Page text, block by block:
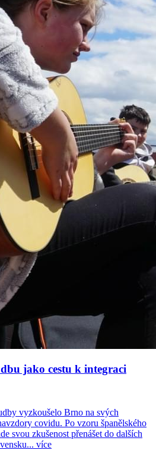
jako cestu k integraci
vyzkoušelo Brno na svých
covidu. Po vzoru španělského
svou zkušenost přenášet do dalších
více